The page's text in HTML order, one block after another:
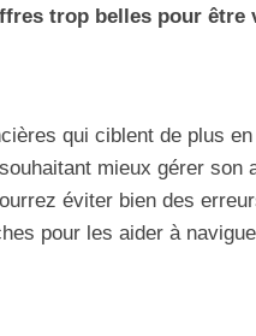
trop belles pour être
qui ciblent de plus
mieux gérer
éviter bien des
pour les aider à